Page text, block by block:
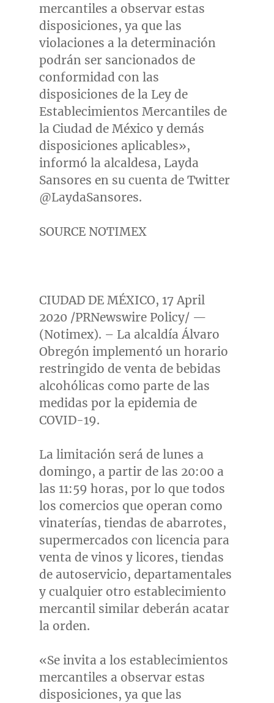
mercantiles a observar estas
disposiciones, ya que las
violaciones a la determinación
podrán ser sancionados de
conformidad con las
disposiciones de la Ley de
Establecimientos Mercantiles de
la Ciudad de México y demás
disposiciones aplicables»,
informó la alcaldesa, Layda
Sansores en su cuenta de Twitter
@LaydaSansores.
SOURCE NOTIMEX
CIUDAD DE MÉXICO, 17 April
2020 /PRNewswire Policy/ —
(Notimex). – La alcaldía Álvaro
Obregón implementó un horario
restringido de venta de bebidas
alcohólicas como parte de las
medidas por la epidemia de
COVID-19.
La limitación será de lunes a
domingo, a partir de las 20:00 a
las 11:59 horas, por lo que todos
los comercios que operan como
vinaterías, tiendas de abarrotes,
supermercados con licencia para
venta de vinos y licores, tiendas
de autoservicio, departamentales
y cualquier otro establecimiento
mercantil similar deberán acatar
la orden.
«Se invita a los establecimientos
mercantiles a observar estas
disposiciones, ya que las